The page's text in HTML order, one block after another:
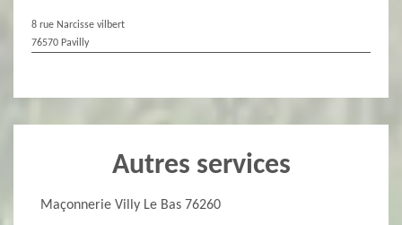
8 rue Narcisse vilbert
76570 Pavilly
Autres services
Maçonnerie Villy Le Bas 76260